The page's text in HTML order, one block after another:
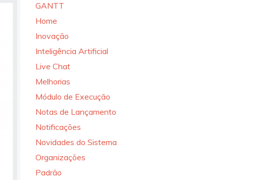
GANTT
Home
Inovação
Inteligência Artificial
Live Chat
Melhorias
Módulo de Execução
Notas de Lançamento
Notificações
Novidades do Sistema
Organizações
Padrão